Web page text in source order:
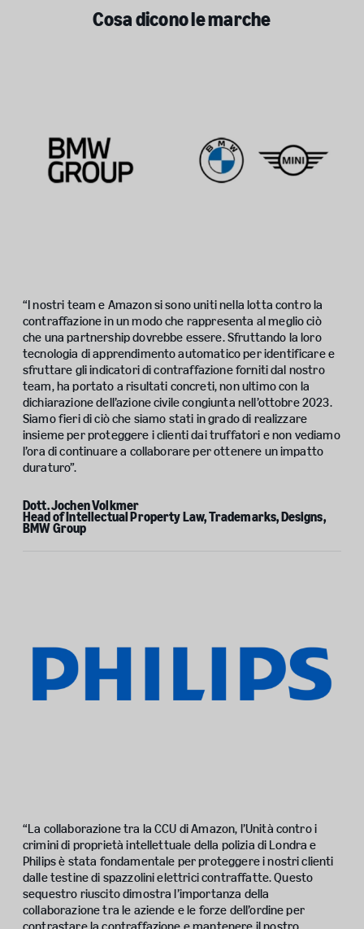
Cosa dicono le marche
“I nostri team e Amazon si sono uniti nella lotta contro la
contraffazione in un modo che rappresenta al meglio ciò
che una partnership dovrebbe essere. Sfruttando la loro
tecnologia di apprendimento automatico per identificare e
sfruttare gli indicatori di contraffazione forniti dal nostro
team, ha portato a risultati concreti, non ultimo con la
dichiarazione dell’azione civile congiunta nell’ottobre 2023.
Siamo fieri di ciò che siamo stati in grado di realizzare
insieme per proteggere i clienti dai truffatori e non vediamo
l’ora di continuare a collaborare per ottenere un impatto
duraturo”.
Dott. Jochen Volkmer
Head of Intellectual Property Law, Trademarks, Designs,
BMW Group
“La collaborazione tra la CCU di Amazon, l’Unità contro i
crimini di proprietà intellettuale della polizia di Londra e
Philips è stata fondamentale per proteggere i nostri clienti
dalle testine di spazzolini elettrici contraffatte. Questo
sequestro riuscito dimostra l’importanza della
collaborazione tra le aziende e le forze dell’ordine per